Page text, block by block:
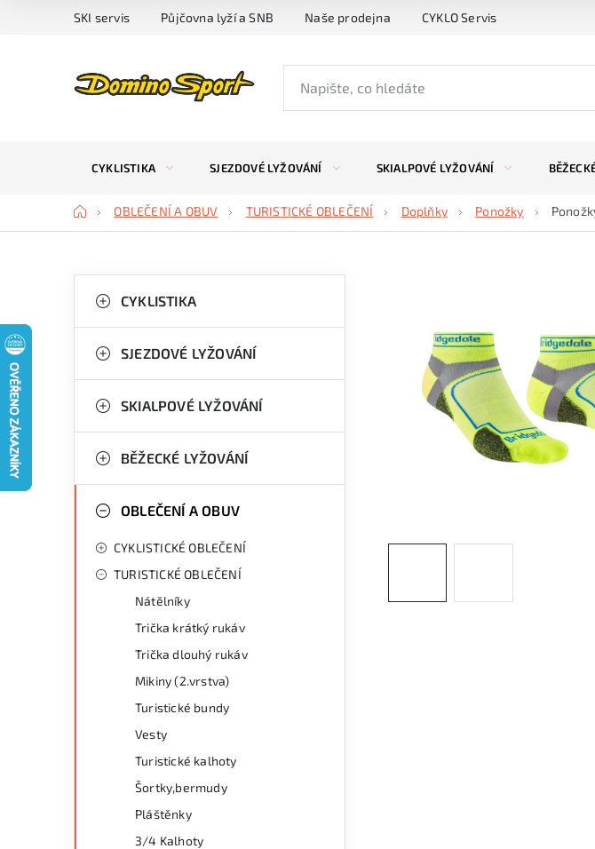
SKI servis Půjčovna lyží a SNB Naše prodejna CYKLO Servis
CYKLISTIKA SJEZDOVÉ LYŽOVÁNÍ SKIALPOVÉ LYŽOVÁNÍ
DomůOBLEČENÍ A OBUV TURISTICKÉ OBLEČENÍ Doplňky Ponožky
o
t
r
n
kategorie
e
o
i
CYKLISTIKA
SJEZDOVÉ LYŽOVÁNÍ
SKIALPOVÉ LYŽOVÁNÍ
BĚŽECKÉ LYŽOVÁNÍ
OBLEČENÍ A OBUV
CYKLISTICKÉ OBLEČENÍ
TURISTICKÉ OBLEČENÍ
Nátělníky
Trička krátký rukáv
Trička dlouhý rukáv
Mikiny (2.vrstva)
Turistické bundy
Vesty
Turistické kalhoty
Šortky,bermudy
Pláštěnky
3/4 Kalhoty